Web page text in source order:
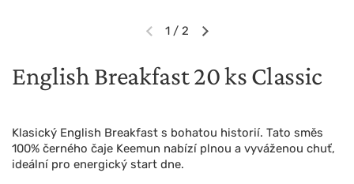
Předchozí snímek
Další snímek
1 / 2
English Breakfast 20 ks Classic
Klasický English Breakfast s bohatou historií. Tato směs
100% černého čaje Keemun nabízí plnou a vyváženou chuť,
ideální pro energický start dne.